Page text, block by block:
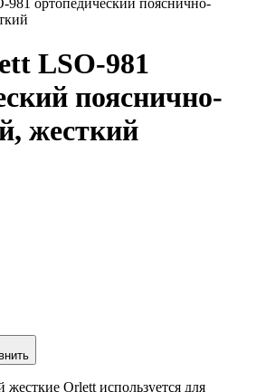
LSO-981
пояснично-
жесткий
жесткие Orlett используется для